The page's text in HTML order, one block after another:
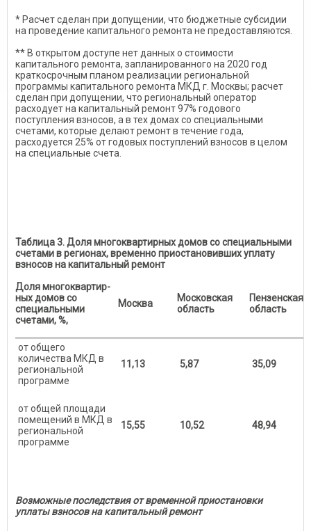
* Расчет сделан при допущении, что бюджетные субсидии
на проведение капитального ремонта не предоставляются.
** В открытом доступе нет данных о стоимости
капитального ремонта, запланированного на 2020 год
краткосрочным планом реализации региональной
программы капитального ремонта МКД г. Москвы; расчет
сделан при допущении, что региональный оператор
расходует на капитальный ремонт 97% годового
поступления взносов, а в тех домах со специальными
счетами, которые делают ремонт в течение года,
расходуется 25% от годовых поступлений взносов в целом
на специальные счета.
Таблица 3. Доля многоквартирных домов со специальными
счетами в регионах, временно приостановивших уплату
взносов на капитальный ремонт
Доля многоквартир-
ных домов со
специальными
счетами, %,
Москва
Московская
область
Пензенская
область
от общего
количества МКД в
региональной
программе
11,13 5,87 35,09
от общей площади
помещений в МКД в
региональной
программе
15,55 10,52 48,94
Возможные последствия от временной приостановки
уплаты взносов на капитальный ремонт